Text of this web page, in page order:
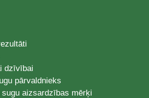
dzīvībai
pārvaldnieks
sugu aizsardzības mērķi